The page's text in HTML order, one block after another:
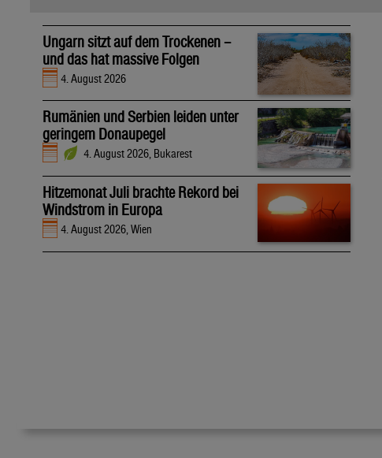
Ungarn sitzt auf dem Trockenen –
und das hat massive Folgen
4. August 2026
Rumänien und Serbien leiden unter
geringem Donaupegel
4. August 2026, Bukarest
Hitzemonat Juli brachte Rekord bei
Windstrom in Europa
4. August 2026, Wien